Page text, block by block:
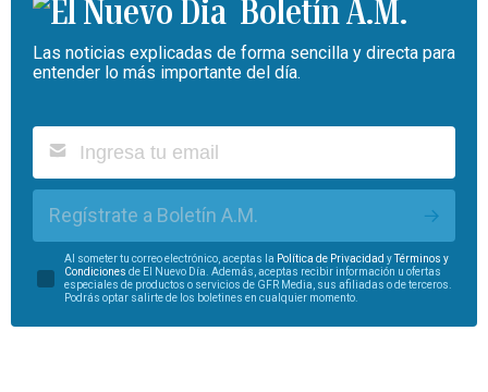
Boletín A.M.
Las noticias explicadas de forma sencilla y directa para
entender lo más importante del día.
Regístrate a Boletín A.M.
Al someter tu correo electrónico, aceptas la Política de Privacidad y
Términos y
Condiciones de El Nuevo Día. Además, aceptas recibir información u ofertas
especiales de productos o servicios de GFR Media, sus afiliadas o de terceros.
Podrás optar salirte de los boletines en cualquier momento.